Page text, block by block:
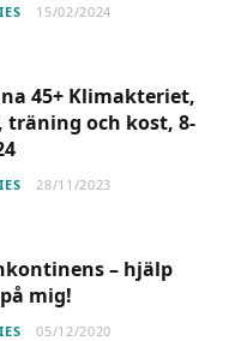
15/02/2024
45+ Klimakteriet,
träning och kost, 8-
28/11/2023
– hjälp
mig!
05/12/2020